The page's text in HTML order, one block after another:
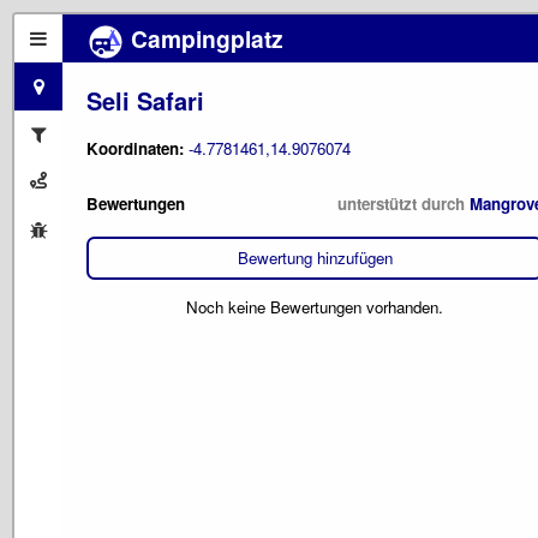
Campingplatz
Seli Safari
Koordinaten: -4.7781461,14.9076074
Bewertungen unterstützt durch
Bewertung hinzufügen
Noch keine Bewertungen vorhanden.